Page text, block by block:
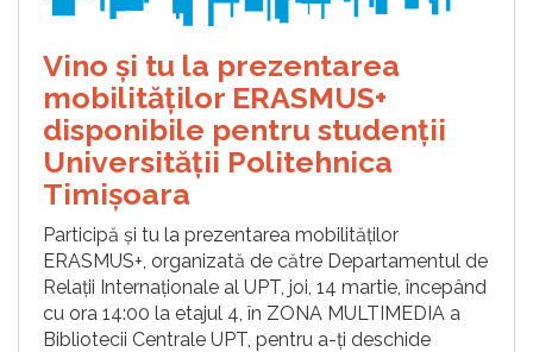
Vino și tu la prezentarea
mobilităților ERASMUS+
disponibile pentru studenții
Universității Politehnica
Timișoara
Participă și tu la prezentarea mobilităților
ERASMUS+, organizată de către Departamentul de
Relații Internaționale al UPT, joi, 14 martie, începând
cu ora 14:00 la etajul 4, în ZONA MULTIMEDIA a
Bibliotecii Centrale UPT, pentru a-ți deschide